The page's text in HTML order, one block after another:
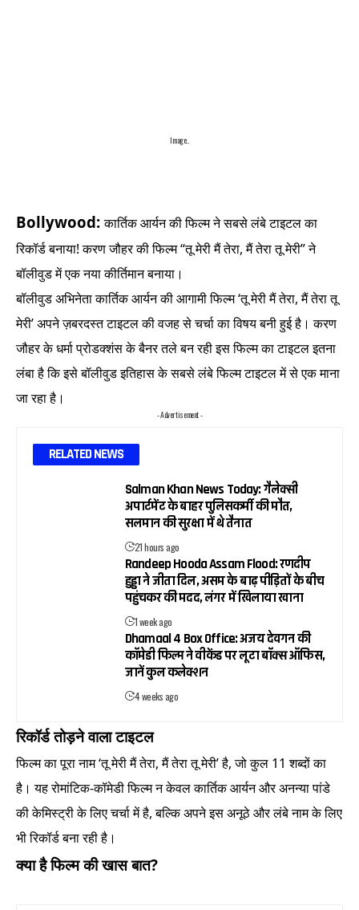
Image..
Bollywood: कार्तिक आर्यन की फिल्म ने सबसे लंबे टाइटल का
रिकॉर्ड बनाया! करण जौहर की फिल्म “तू मेरी मैं तेरा, मैं तेरा तू मेरी” ने
बॉलीवुड में एक नया कीर्तिमान बनाया।
बॉलीवुड अभिनेता कार्तिक आर्यन की आगामी फिल्म ‘तू मेरी मैं तेरा, मैं तेरा तू
मेरी’ अपने ज़बरदस्त टाइटल की वजह से चर्चा का विषय बनी हुई है। करण
जौहर के धर्मा प्रोडक्शंस के बैनर तले बन रही इस फिल्म का टाइटल इतना
लंबा है कि इसे बॉलीवुड इतिहास के सबसे लंबे फिल्म टाइटल में से एक माना
जा रहा है।
- Advertisement -
RELATED NEWS
Salman Khan News Today: गैलेक्सी
अपार्टमेंट के बाहर पुलिसकर्मी की मौत,
सलमान की सुरक्षा में थे तैनात
21 hours ago
Randeep Hooda Assam Flood: रणदीप
हुड्डा ने जीता दिल, असम के बाढ़ पीड़ितों के बीच
पहुंचकर की मदद, लंगर में खिलाया खाना
1 week ago
Dhamaal 4 Box Office: अजय देवगन की
कॉमेडी फिल्म ने वीकेंड पर लूटा बॉक्स ऑफिस,
जानें कुल कलेक्शन
4 weeks ago
रिकॉर्ड तोड़ने वाला टाइटल
फिल्म का पूरा नाम ‘तू मेरी मैं तेरा, मैं तेरा तू मेरी’ है, जो कुल 11 शब्दों का
है। यह रोमांटिक-कॉमेडी फिल्म न केवल कार्तिक आर्यन और अनन्या पांडे
की केमिस्ट्री के लिए चर्चा में है, बल्कि अपने इस अनूठे और लंबे नाम के लिए
भी रिकॉर्ड बना रही है।
क्या है फिल्म की खास बात?